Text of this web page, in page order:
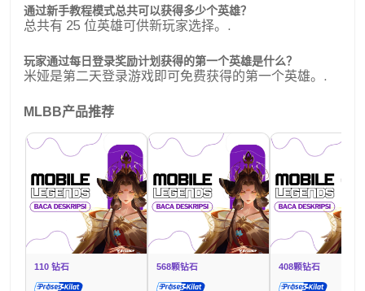
通过新手教程模式总共可以获得多少个英雄？
总共有 25 位英雄可供新玩家选择。.
玩家通过每日登录奖励计划获得的第一个英雄是什么？
米娅是第二天登录游戏即可免费获得的第一个英雄。.
MLBB产品推荐
110 钻石 568颗钻石 408颗钻石